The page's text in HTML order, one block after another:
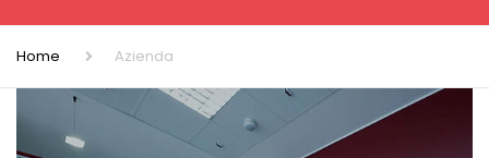
Home Azienda